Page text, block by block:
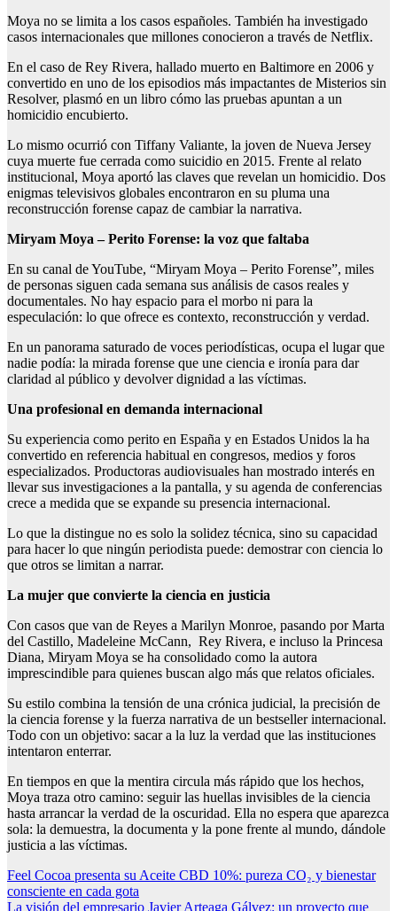
Moya no se limita a los casos españoles. También ha investigado
casos internacionales que millones conocieron a través de Netflix.
En el caso de Rey Rivera, hallado muerto en Baltimore en 2006 y
convertido en uno de los episodios más impactantes de Misterios sin
Resolver, plasmó en un libro cómo las pruebas apuntan a un
homicidio encubierto.
Lo mismo ocurrió con Tiffany Valiante, la joven de Nueva Jersey
cuya muerte fue cerrada como suicidio en 2015. Frente al relato
institucional, Moya aportó las claves que revelan un homicidio. Dos
enigmas televisivos globales encontraron en su pluma una
reconstrucción forense capaz de cambiar la narrativa.
Miryam Moya – Perito Forense: la voz que faltaba
En su canal de YouTube, “Miryam Moya – Perito Forense”, miles
de personas siguen cada semana sus análisis de casos reales y
documentales. No hay espacio para el morbo ni para la
especulación: lo que ofrece es contexto, reconstrucción y verdad.
En un panorama saturado de voces periodísticas, ocupa el lugar que
nadie podía: la mirada forense que une ciencia e ironía para dar
claridad al público y devolver dignidad a las víctimas.
Una profesional en demanda internacional
Su experiencia como perito en España y en Estados Unidos la ha
convertido en referencia habitual en congresos, medios y foros
especializados. Productoras audiovisuales han mostrado interés en
llevar sus investigaciones a la pantalla, y su agenda de conferencias
crece a medida que se expande su presencia internacional.
Lo que la distingue no es solo la solidez técnica, sino su capacidad
para hacer lo que ningún periodista puede: demostrar con ciencia lo
que otros se limitan a narrar.
La mujer que convierte la ciencia en justicia
Con casos que van de Reyes a Marilyn Monroe, pasando por Marta
del Castillo, Madeleine McCann, Rey Rivera, e incluso la Princesa
Diana, Miryam Moya se ha consolidado como la autora
imprescindible para quienes buscan algo más que relatos oficiales.
Su estilo combina la tensión de una crónica judicial, la precisión de
la ciencia forense y la fuerza narrativa de un bestseller internacional.
Todo con un objetivo: sacar a la luz la verdad que las instituciones
intentaron enterrar.
En tiempos en que la mentira circula más rápido que los hechos,
Moya traza otro camino: seguir las huellas invisibles de la ciencia
hasta arrancar la verdad de la oscuridad. Ella no espera que aparezca
sola: la demuestra, la documenta y la pone frente al mundo, dándole
justicia a las víctimas.
Navegación
de
Feel Cocoa presenta su Aceite CBD 10%: pureza CO₂ y bienestar
consciente en cada gota
La visión del empresario Javier Arteaga Gálvez: un proyecto que